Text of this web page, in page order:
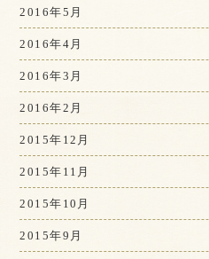
2016年5月
2016年4月
2016年3月
2016年2月
2015年12月
2015年11月
2015年10月
2015年9月